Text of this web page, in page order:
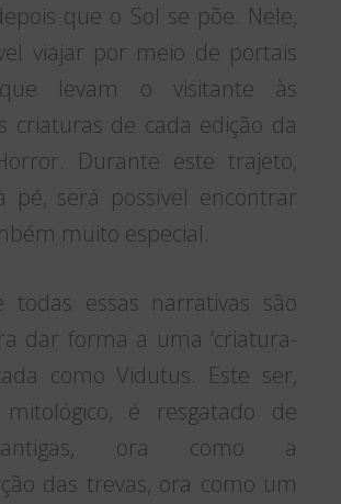
que o Sol se põe. Nele,
viajar por meio de portais
que levam o visitante às
criaturas de cada edição da
Durante este trajeto,
pé, será possível encontrar
muito especial.
todas essas narrativas são
dar forma a uma ‘criatura-
como Vidutus. Este ser,
é resgatado de
ora como a
das trevas, ora como um